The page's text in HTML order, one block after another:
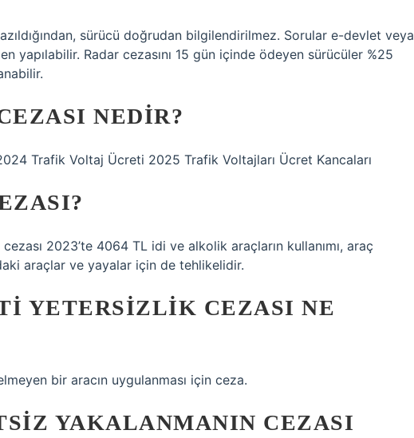
sürücü doğrudan bilgilendirilmez. Sorular e-devlet veya
yapılabilir. Radar cezasını 15 gün içinde ödeyen sürücüler %25
NEDIR?
Trafik Voltaj Ücreti 2025 Trafik Voltajları Ücret Kancaları
2023’te 4064 TL idi ve alkolik araçların kullanımı, araç
araçlar ve yayalar için de tehlikelidir.
YETERSIZLIK CEZASI NE
bir aracın uygulanması için ceza.
YAKALANMANIN CEZASI